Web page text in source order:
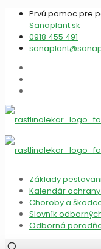
Prvú pomoc pre
Sanaplant.sk
0918 455 491
Základy
Kalendár
Choroby a
Slovník
Odborná